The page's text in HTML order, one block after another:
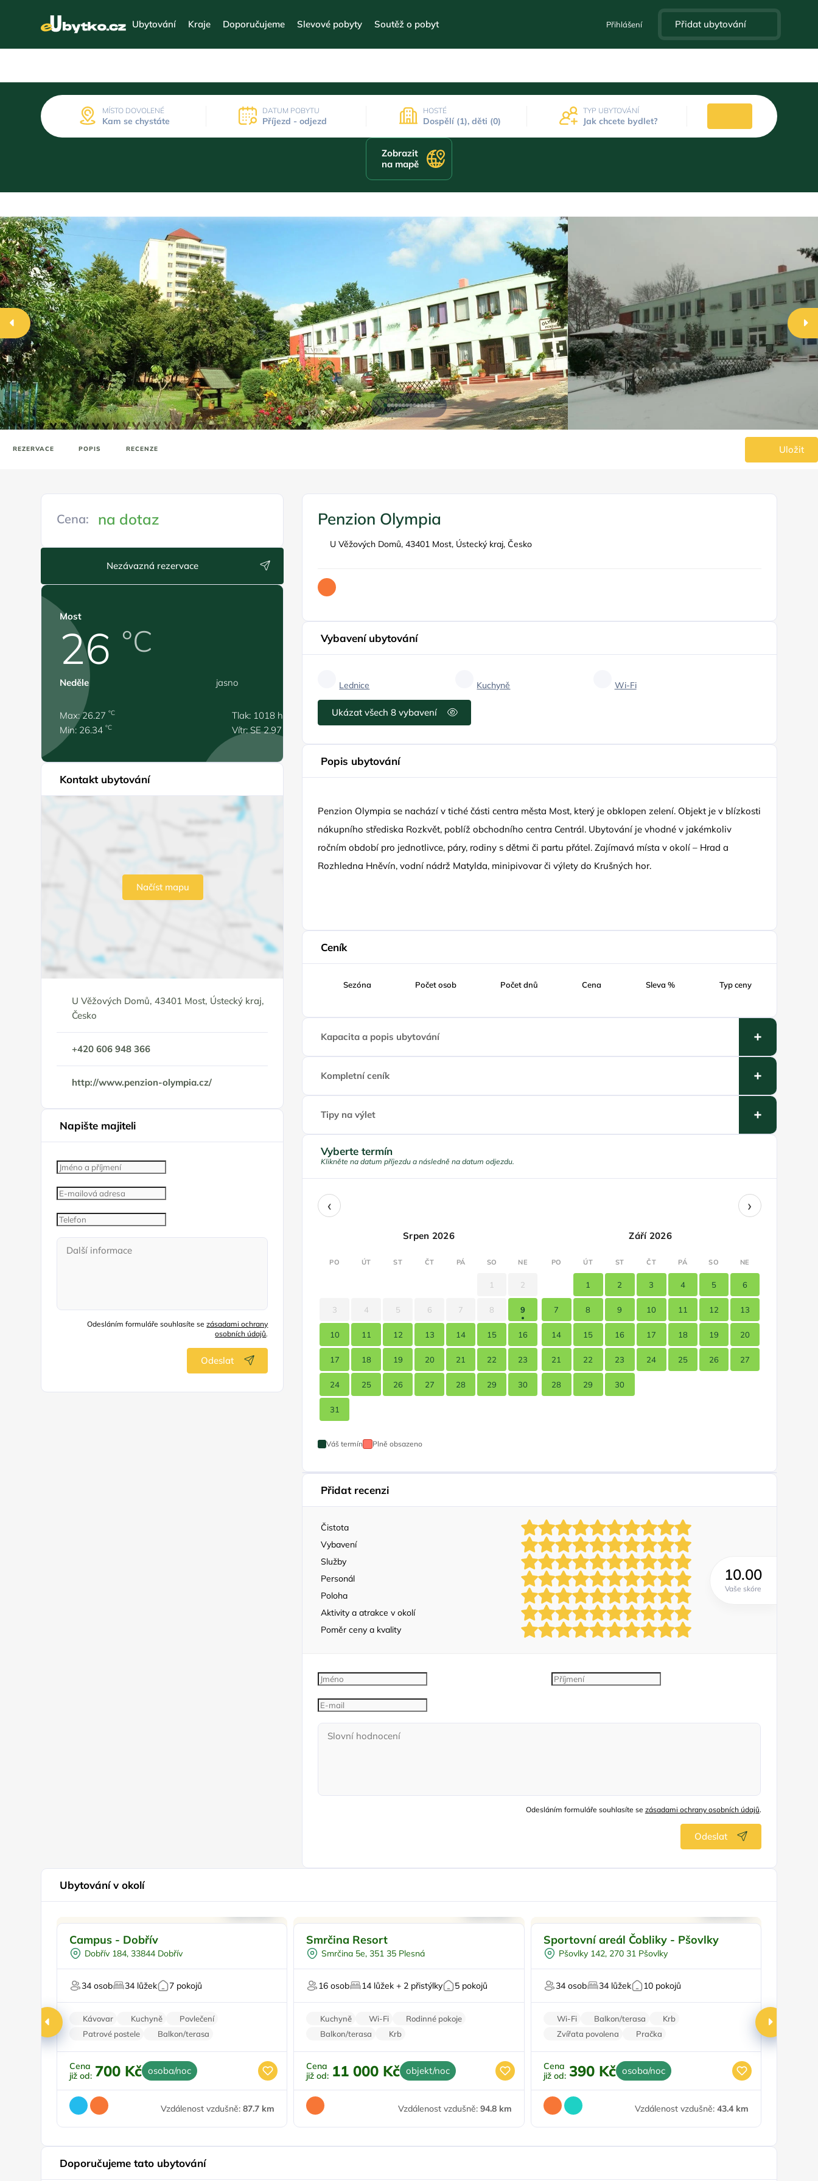
Ubytování Kraje Doporučujeme Slevové pobyty Soutěž o pobyt Přihlášení Přidat ubytování
MÍSTO DOVOLENÉ
Kam se chystáte
DATUM POBYTU
Příjezd - odjezd
HOSTÉ
Dospělí (1), děti (0)
TYP UBYTOVÁNÍ
Jak chcete bydlet?
Zobrazit
na mapě
REZERVACE POPIS RECENZE Uložit
Cena: na dotaz
Nezávazná rezervace
Most
26 °C
Neděle jasno
Max: 26.27°C
Min: 26.34°C
Tlak: 1018 hPa
Vítr: SE 2.97 m/s
Kontakt ubytování
Načíst mapu
U Věžových Domů, 43401 Most, Ústecký kraj,
Česko
+420 606 948 366
http://www.penzion-olympia.cz/
Napište majiteli
Odesláním formuláře souhlasíte sezásadami ochrany
osobních údajů.
Odeslat
Penzion Olympia
U Věžových Domů, 43401 Most, Ústecký kraj, Česko
Vybavení ubytování
Lednice Kuchyně Wi-Fi
Ukázat všech 8 vybavení
Popis ubytování
Penzion Olympia se nachází v tiché části centra města Most, který je obklopen zelení. Objekt je v blízkosti
nákupního střediska Rozkvět, poblíž obchodního centra Centrál. Ubytování je vhodné v jakémkoliv
ročním období pro jednotlivce, páry, rodiny s dětmi či partu přátel. Zajímavá místa v okolí – Hrad a
Rozhledna Hněvín, vodní nádrž Matylda, minipivovar či výlety do Krušných hor.
Ceník
Sezóna Počet osob Počet dnů Cena Sleva % Typ ceny
Kapacita a popis ubytování
Kompletní ceník
Tipy na výlet
Vyberte termín
Klikněte na datum příjezdu a následně na datum odjezdu.
‹ ›
Srpen 2026
PO ÚT ST ČT PÁ SO NE
1 2
3 4 5 6 7 8 9
10 11 12 13 14 15 16
17 18 19 20 21 22 23
24 25 26 27 28 29 30
31
Září 2026
PO ÚT ST ČT PÁ SO NE
1 2 3 4 5 6
7 8 9 10 11 12 13
14 15 16 17 18 19 20
21 22 23 24 25 26 27
28 29 30
Váš termín Plně obsazeno
Přidat recenzi
Čistota
Vybavení
Služby
Personál
Poloha
Aktivity a atrakce v okolí
Poměr ceny a kvality
10.00
Vaše skóre
Odesláním formuláře souhlasíte se zásadami ochrany osobních údajů.
Odeslat
Ubytování v okolí
Pro skupiny
Worshopy/školení
Pro majitele mazlíčků
Campus - Dobřív
Dobřív 184, 33844 Dobřív
34 osob 34 lůžek 7 pokojů
Kávovar Kuchyně
Povlečení
Patrové postele
Balkon/terasa
Cena
již od: 700 Kč osoba/noc
Vzdálenost vzdušně:87.7 km
Dětské hřiště
Venkovní bazén
Pro majitele mazlíčků
Smrčina Resort
Smrčina 5e, 351 35 Plesná
16 osob 14 lůžek + 2 přistýlky 5 pokojů
Kuchyně Wi-Fi
Rodinné pokoje
Balkon/terasa
Krb
Cena
již od: 11 000 Kč objekt/noc
Vzdálenost vzdušně: 94.8 km
Dětské hřiště
Venkovní bazén
Zahrada
Sportovní areál Čobliky - Pšovlky
Pšovlky 142, 270 31 Pšovlky
34 osob 34 lůžek 10 pokojů
Wi-Fi Balkon/terasa
Krb
Zvířata povolena
Pračka
Cena
již od: 390 Kč osoba/noc
Vzdálenost vzdušně: 43.4 km
Doporučujeme tato ubytování